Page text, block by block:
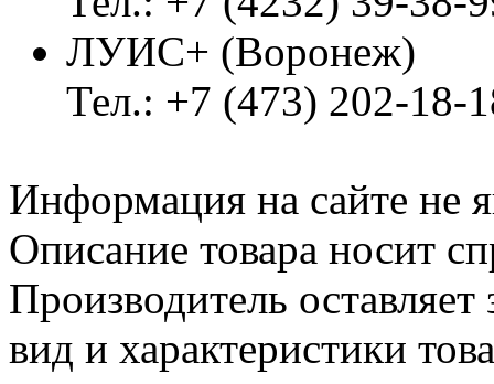
ЛУИС+ (Воронеж)
Тел.: +7 (473) 202-18-
Информация на сайте не
Описание товара носит
Производитель
вид и характеристики